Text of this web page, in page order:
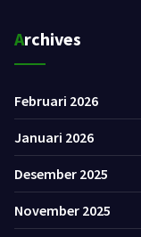
Archives
Februari 2026
Januari 2026
Desember 2025
November 2025